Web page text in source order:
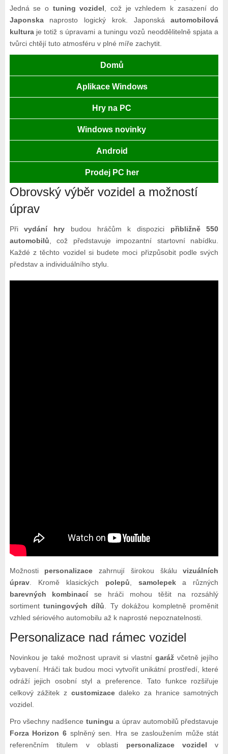
Jedná se o tuning vozidel , což je vzhledem k zasazení do
Japonskanaprosto logický krok. Japonskáautomobilová
kulturaje totiž s úpravami a tuningu vozů neoddělitelně spjata a
tvůrci chtějí tuto atmosféru v plné míře zachytit.
Domů
Aplikace Windows
Hry na PC
Windows novinky
Android
Prodej PC her
Obrovský výběr vozidel a možností
úprav
Přivydání hry budou hráčům k dispozici přibližně 550
automobilů , což představuje impozantní startovní nabídku.
Každé z těchto vozidel si budete moci přizpůsobit podle svých
představ a individuálního stylu.
Možnosti personalizace zahrnují širokou škáluvizuálních
úprav. Kromě klasických polepů samolepeka různých
barevných kombinacíse hráči mohou těšit na rozsáhlý
sortiment tuningových dílů . Ty dokážou kompletně proměnit
vzhled sériového automobilu až k naprosté nepoznatelnosti.
Personalizace nad rámec vozidel
Novinkou je také možnost upravit si vlastní garážvčetně jejího
vybavení. Hráči tak budou moci vytvořit unikátní prostředí, které
odráží jejich osobní styl a preference. Tato funkce rozšiřuje
celkový zážitek z customizacedaleko za hranice samotných
vozidel.
Pro všechny nadšence tuningu a úprav automobilů představuje
Forza Horizon 6splněný sen. Hra se zasloužením může stát
referenčním titulem v oblasti personalizace vozidel v